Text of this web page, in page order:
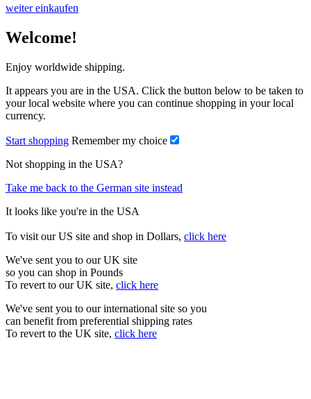
weiter einkaufen
Welcome!
Enjoy worldwide shipping.
It appears you are in the USA. Click the button below to be taken to
your local website where you can continue shopping in your local
currency.
Start shopping Remember my choice
Not shopping in the USA?
Take me back to the German site instead
It looks like you're in the USA
To visit our US site and shop in Dollars, click here
We've sent you to our UK site
so you can shop in Pounds
To revert to our UK site, click here
We've sent you to our international site so you
can benefit from preferential shipping rates
To revert to the UK site, click here